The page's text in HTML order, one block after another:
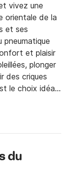
vivez une
orientale de la
et ses
pneumatique
et plaisir
plonger
des criques
le choix idéal
du